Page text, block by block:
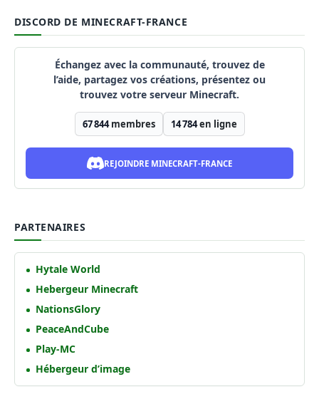
DISCORD DE MINECRAFT-FRANCE
Échangez avec la communauté, trouvez de
l’aide, partagez vos créations, présentez ou
trouvez votre serveur Minecraft.
67 844membres 14 784en ligne
REJOINDRE MINECRAFT-FRANCE
PARTENAIRES
Hytale World
Hebergeur Minecraft
NationsGlory
PeaceAndCube
Play-MC
Hébergeur d’image